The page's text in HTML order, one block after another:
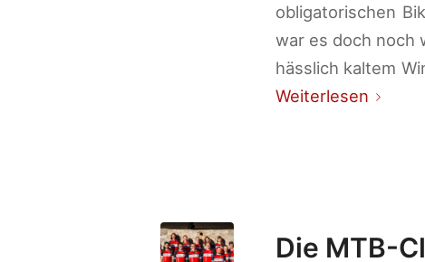
obligatorischen
war es doch noch
hässlich kaltem
Weiterlesen
Die MTB-